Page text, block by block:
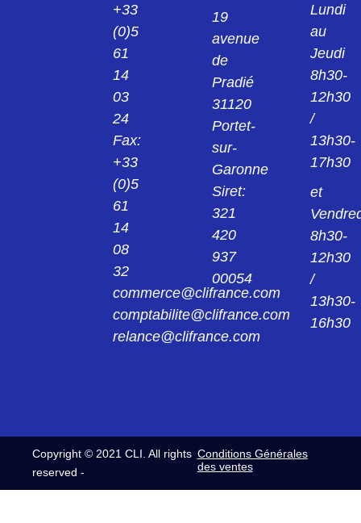
+33
(0)5
61
14
03
24
Fax:
+33
(0)5
61
14
08
32
commerce@clifrance.com
comptabilite@clifrance.com
relance@clifrance.com
19
avenue
de
Pradié
31120
Portet-
sur-
Garonne
Siret:
321
420
937
00054
Lundi
au
Jeudi
8h30-
12h30
/
13h30-
17h30
et
8h30-
12h30
/
13h30-
16h30
Copyright © 2021 CLI. All rights
reserved -
Conditions Générales
des ventes